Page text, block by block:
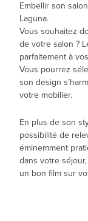
Embellir son
Laguna.
Vous souhaitez
de votre salon ?
parfaitement à
Vous pourrez
son design
votre mobilier.
En plus de son
possibilité de
éminemment
dans votre
un bon film sur